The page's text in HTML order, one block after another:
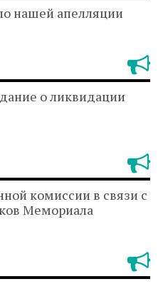
нашей апелляции
о ликвидации
комиссии в связи с
Мемориала